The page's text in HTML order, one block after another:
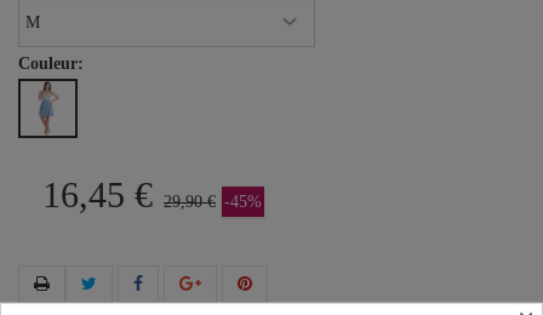
Couleur:
16,45 € 29,90 € -45%